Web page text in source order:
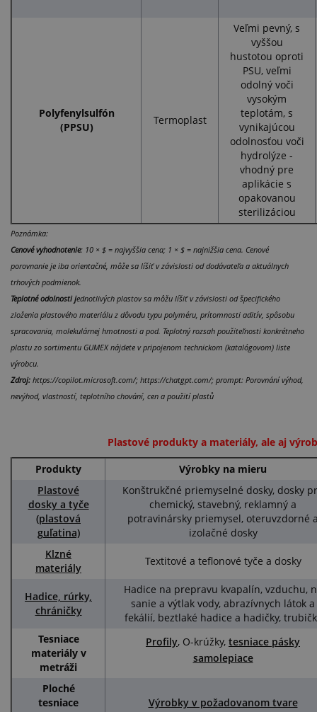
Polyfenylsulfón
(PPSU)
Termoplast
Veľmi pevný, s
vyššou
hustotou oproti
PSU, veľmi
odolný voči
vysokým
teplotám, s
vynikajúcou
odolnosťou voči
hydrolýze -
vhodný pre
aplikácie s
opakovanou
sterilizáciou
Poznámka:
Cenové vyhodnotenie: 10 × $ = najvyššia cena; 1 × $ = najnižšia cena. Cenové
porovnanie je iba orientačné, môže sa líšiť v závislosti od dodávateľa a aktuálnych
trhových podmienok.
Teplotné odolnosti jednotlivých plastov sa môžu líšiť v závislosti od špecifického
zloženia plastového materiálu z dôvodu typu polyméru, prítomnosti aditív, spôsobu
spracovania, molekulárnej hmotnosti a pod. Teplotný rozsah použiteľnosti konkrétneho
plastu zo sortimentu GUMEX nájdete v pripojenom technickom (katalógovom) liste
výrobcu.
Zdroj: https://copilot.microsoft.com/; https://chatgpt.com/; prompt: Porovnání výhod,
nevýhod, vlastností, teplotního chování, cen a použití plastů
Plastové produkty a materiály, ale aj
Produkty
Výrobky na mieru
Plastové
dosky a tyče
(plastová
guľatina)
Konštrukčné priemyselné dosky, dosky
chemický, stavebný, reklamný a
potravinársky priemysel, oteruvzdorné
izolačné dosky
Klzné
materiály
Textitové a teflonové tyče a dosky
Hadice, rúrky,
chráničky
Hadice na prepravu kvapalín, vzduchu,
sanie a výtlak vody, abrazívnych látok a
fekálií, beztlaké hadice a hadičky,
Tesniace
materiály v
metráži
Profily, O-krúžky, tesniace pásky
samolepiace
Ploché
tesniace
Výrobky v požadovanom tvare